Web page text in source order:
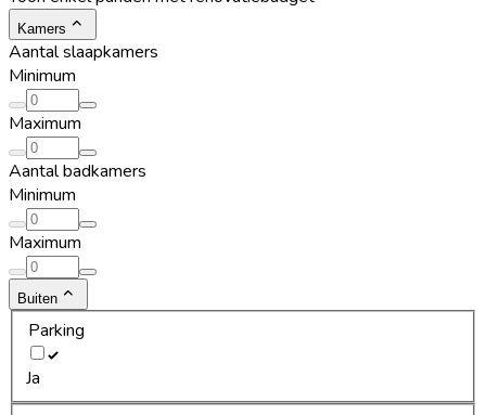
Kamers
Aantal slaapkamers
Minimum
Maximum
Aantal badkamers
Minimum
Maximum
Buiten
Parking
Ja